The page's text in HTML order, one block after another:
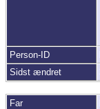
Person-ID
Sidst ændret
Far